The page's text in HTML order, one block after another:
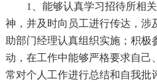
1、能够认真学习招待所相
神，并及时向员工进行传达，涉
助部门经理认真组织实施；积极
动，在工作中能够严格要求自己
常对个人工作进行总结和自我批